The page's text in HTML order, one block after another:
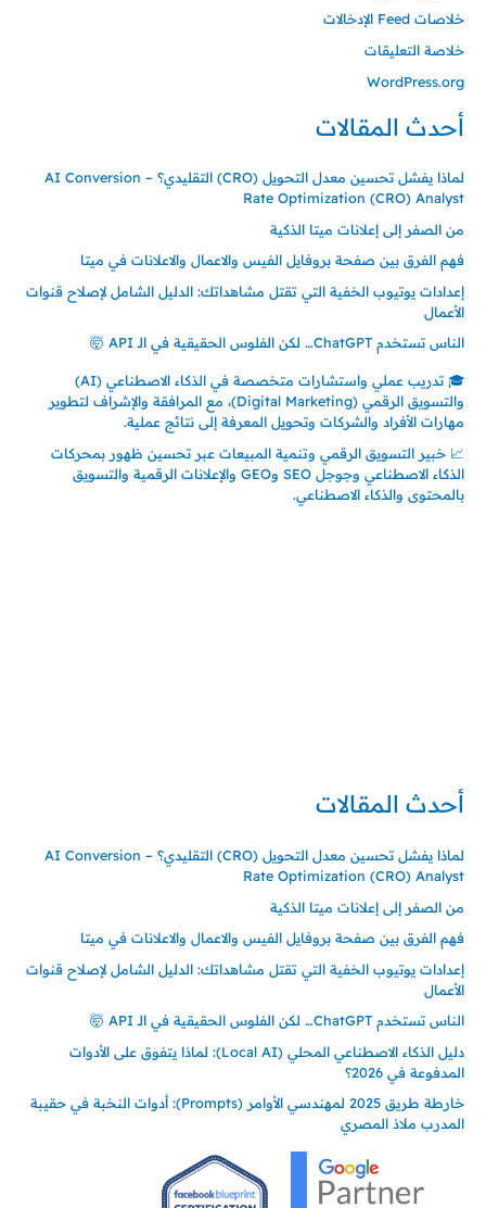
خلاصات Feed الإدخالات
خلاصة التعليقات
WordPress.org
أحدث المقالات
لماذا يفشل تحسين معدل التحويل (CRO) التقليدي؟ – AI Conversion
Rate Optimization (CRO) Analyst
من الصفر إلى إعلانات ميتا الذكية
فهم الفرق بين صفحة بروفايل الفيس والاعمال والاعلانات في ميتا
إعدادات يوتيوب الخفية التي تقتل مشاهداتك: الدليل الشامل لإصلاح قنوات
الأعمال
الناس تستخدم ChatGPT… لكن الفلوس الحقيقية في الـ API 🤯
🎓 تدريب عملي واستشارات متخصصة في الذكاء الاصطناعي (AI)
والتسويق الرقمي (Digital Marketing)، مع المرافقة والإشراف لتطوير
مهارات الأفراد والشركات وتحويل المعرفة إلى نتائج عملية.
📈 خبير التسويق الرقمي وتنمية المبيعات عبر تحسين ظهور بمحركات
الذكاء الاصطناعي وجوجل SEO وGEO والإعلانات الرقمية والتسويق
بالمحتوى والذكاء الاصطناعي.
أحدث المقالات
لماذا يفشل تحسين معدل التحويل (CRO) التقليدي؟ – AI Conversion
Rate Optimization (CRO) Analyst
من الصفر إلى إعلانات ميتا الذكية
فهم الفرق بين صفحة بروفايل الفيس والاعمال والاعلانات في ميتا
إعدادات يوتيوب الخفية التي تقتل مشاهداتك: الدليل الشامل لإصلاح قنوات
الأعمال
الناس تستخدم ChatGPT… لكن الفلوس الحقيقية في الـ API 🤯
دليل الذكاء الاصطناعي المحلي (Local AI): لماذا يتفوق على الأدوات
المدفوعة في 2026؟
خارطة طريق 2025 لمهندسي الأوامر (Prompts): أدوات النخبة في حقيبة
المدرب ملاذ المصري